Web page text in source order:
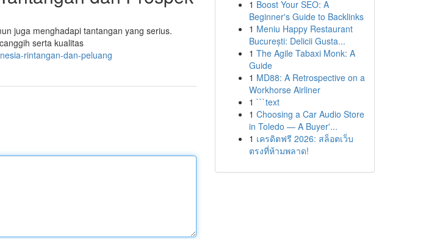
juga menghadapi tantangan yang serius.
serta kualitas
rintangan-dan-peluang
1 Boost Your SEO: A
Beginner's Guide to Backlinks
1 Meniu Happy Restaurant
București: Delicii Gusta...
1 The Agile Tabaxi Monk: A
Guide
1 MD88: A Retrospective on a
Workhorse Airliner
1 ```text
1 Choosing a Car Audio Store
in Toledo — A Buyer'...
1 เครดิตฟรี 2026: สล็อตเว็บ
ตรงที่ห้ามพลาด!